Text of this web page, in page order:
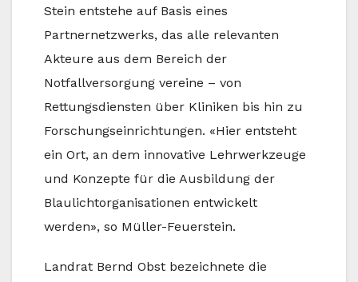
Stein entstehe auf Basis eines
Partnernetzwerks, das alle relevanten
Akteure aus dem Bereich der
Notfallversorgung vereine – von
Rettungsdiensten über Kliniken bis hin zu
Forschungseinrichtungen. «Hier entsteht
ein Ort, an dem innovative Lehrwerkzeuge
und Konzepte für die Ausbildung der
Blaulichtorganisationen entwickelt
werden», so Müller-Feuerstein.
Landrat Bernd Obst bezeichnete die